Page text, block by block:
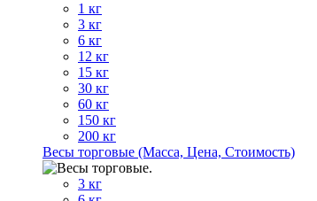
1 кг
3 кг
6 кг
12 кг
15 кг
30 кг
60 кг
150 кг
200 кг
Весы торговые (Масса, Цена, Стоимость)
3 кг